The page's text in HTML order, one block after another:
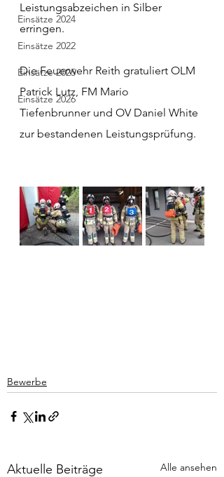
Einsätze 2024
Einsätze 2022
Einsätze 2025
Einsätze 2026
Leistungsabzeichen in Silber
erringen.
Die Feuerwehr Reith gratuliert OLM
Patrick Lutz, FM Mario
Tiefenbrunner und OV Daniel White
zur bestandenen Leistungsprüfung.
Bewerbe
Aktuelle Beiträge Alle ansehen